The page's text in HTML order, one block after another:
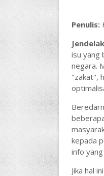
Penulis:
isu yang
negara.
"zakat",
kepada
info
Jika hal